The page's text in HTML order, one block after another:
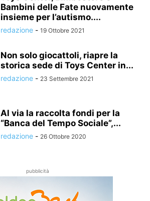
Bambini delle Fate nuovamente
insieme per l’autismo....
redazione - 19 Ottobre 2021
Non solo giocattoli, riapre la
storica sede di Toys Center in...
redazione - 23 Settembre 2021
Al via la raccolta fondi per la
“Banca del Tempo Sociale”,...
redazione - 26 Ottobre 2020
pubblicità